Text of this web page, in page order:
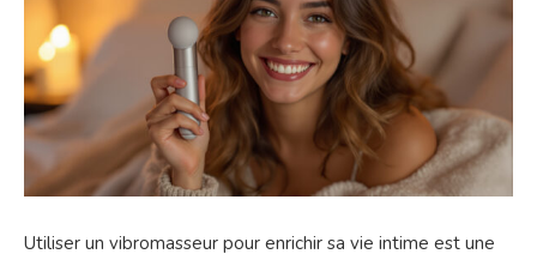
Utiliser un vibromasseur pour enrichir sa vie intime est une